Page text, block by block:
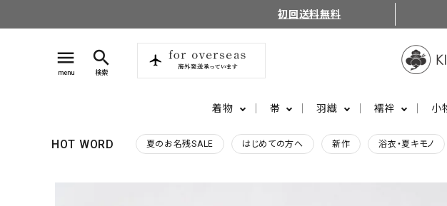
初回送料無料
menu
menu
search
検索
着物 帯 羽織 襦袢 小
HOT WORD 夏のお名残SALE はじめての方へ 新作 浴衣・夏キモノ